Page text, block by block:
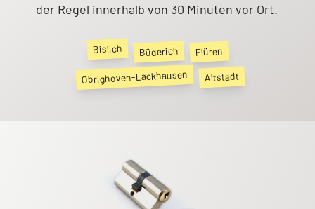
der Regel innerhalb von 30 Minuten vor Ort.
Bislich Büderich Flüren
Obrighoven-Lackhausen Altstadt